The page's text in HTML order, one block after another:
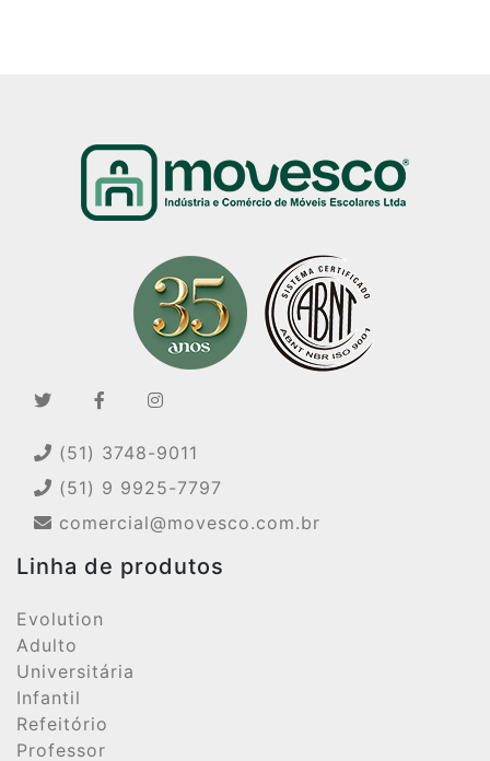
(51) 3748-9011
(51) 9 9925-7797
comercial@movesco.com.br
Linha de produtos
Evolution
Adulto
Universitária
Infantil
Refeitório
Professor